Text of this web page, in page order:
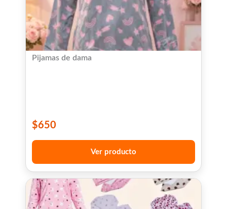
Pijamas de dama
$650
Ver producto